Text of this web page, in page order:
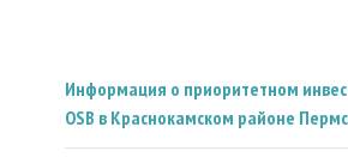
Информация о приоритетном
OSB в Краснокамском районе